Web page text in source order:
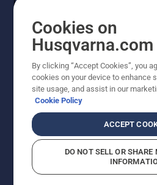
© Husqvarna AB (publ). Tutti i
pubblicati si intendono
impegnativi, comprensivi di
- Via Retrone, 49 - 36077
Sociale € 2.000.000 int. vers.
Cookies on
Husqvarna.com
By clicking “Accept Cookies”, you
cookies on your device to enhance
site usage, and assist in our
Cookie Policy
ACCEPT
DO NOT SELL OR SHARE